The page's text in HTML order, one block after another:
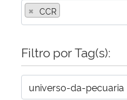
Ministério da Mulher, da Família e
Secretaria-Geral
Secretaria de Governo
× CCR
Filtro por Tag(s):